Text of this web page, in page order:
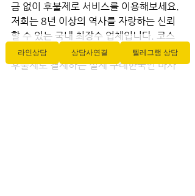
라인상담 상담사연결 텔레그램 상담
금 없이 후불제로 서비스를 이용해보세요.
저희는 8년 이상의 역사를 자랑하는 신뢰
할 수 있는 국내 최장수 업체입니다. 코스
의 존재나 가격에 상관없이 직접 방문하여
후불제로 결제하는 실제 구례한국인 마사